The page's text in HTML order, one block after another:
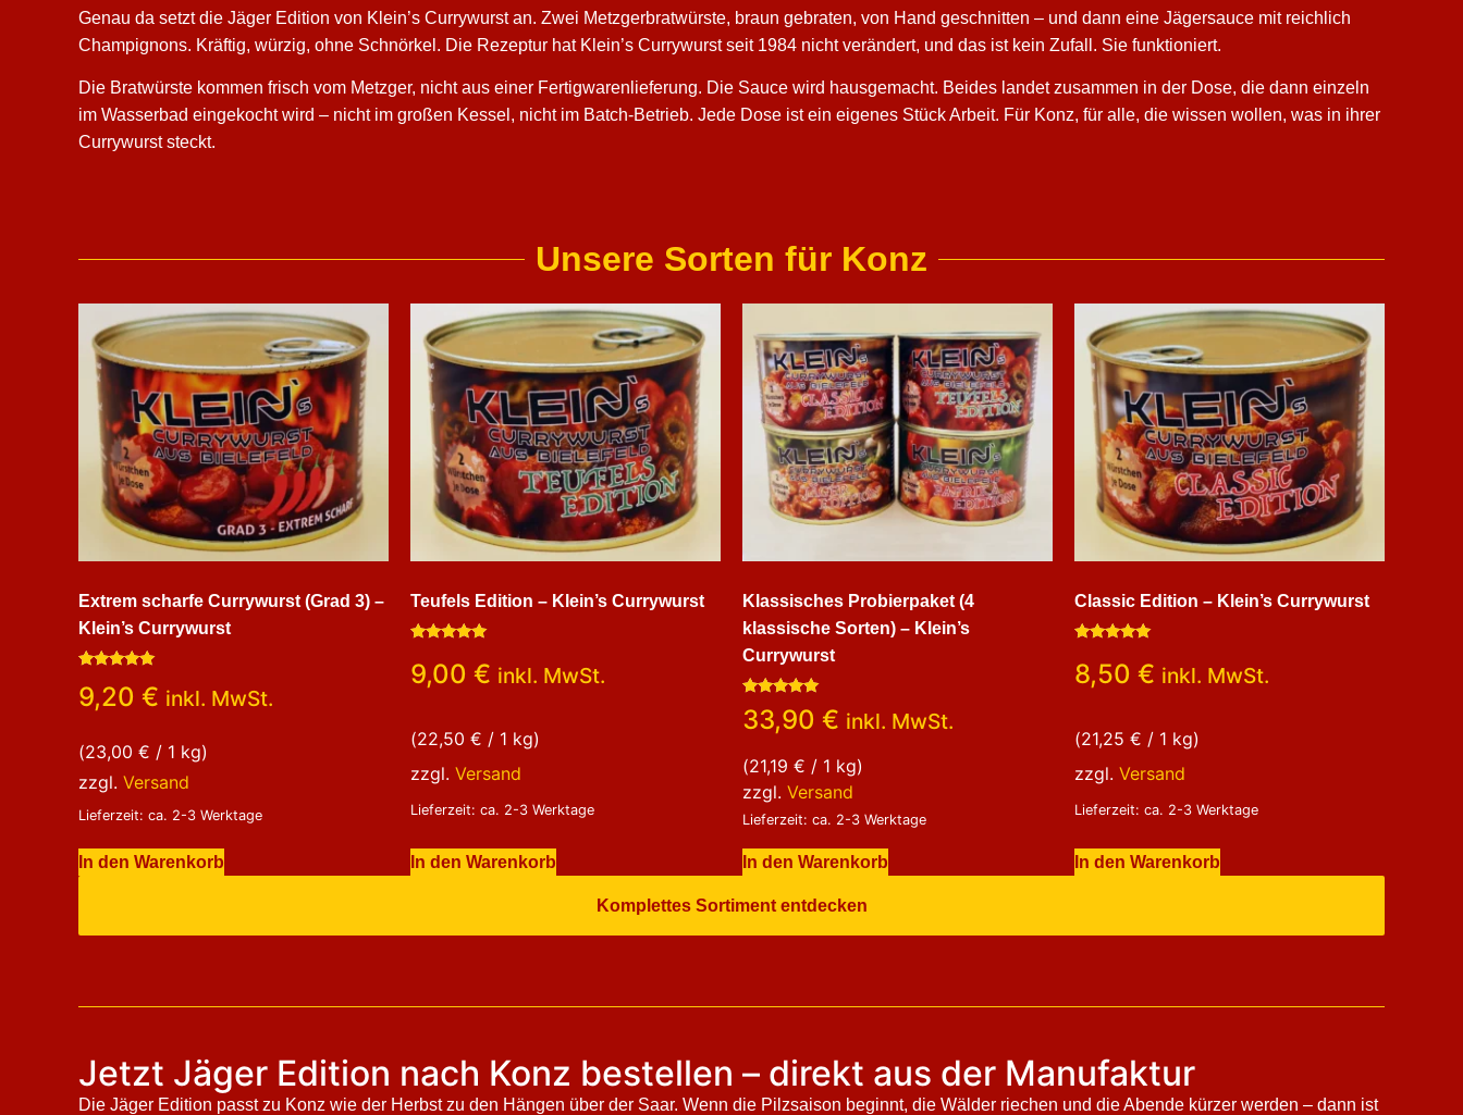
Genau da setzt die Jäger Edition von Klein’s Currywurst an. Zwei Metzgerbratwürste, braun gebraten, von Hand geschnitten – und dann eine Jägersauce mit reichlich
Champignons. Kräftig, würzig, ohne Schnörkel. Die Rezeptur hat Klein’s Currywurst seit 1984 nicht verändert, und das ist kein Zufall. Sie funktioniert.
Die Bratwürste kommen frisch vom Metzger, nicht aus einer Fertigwarenlieferung. Die Sauce wird hausgemacht. Beides landet zusammen in der Dose, die dann einzeln
im Wasserbad eingekocht wird – nicht im großen Kessel, nicht im Batch-Betrieb. Jede Dose ist ein eigenes Stück Arbeit. Für Konz, für alle, die wissen wollen, was in ihrer
Currywurst steckt.
Unsere Sorten für Konz
Extrem scharfe Currywurst (Grad 3) –
Klein’s Currywurst
mit
5.00
9,20 € inkl. MwSt.
(23,00 € / 1 kg)
zzgl. Versand
Lieferzeit: ca. 2-3 Werktage
In den Warenkorb
Teufels Edition – Klein’s Currywurst
mit
5.00
9,00 € inkl. MwSt.
(22,50 € / 1 kg)
zzgl. Versand
Lieferzeit: ca. 2-3 Werktage
In den Warenkorb
Klassisches Probierpaket (4
klassische Sorten) – Klein’s
Currywurst
Bewertet
mit
4.80
33,90 € inkl. MwSt.
(21,19 € / 1 kg)
zzgl. Versand
Lieferzeit: ca. 2-3 Werktage
In den Warenkorb
Classic Edition – Klein’s Currywurst
mit
5.00
8,50 € inkl. MwSt.
(21,25 € / 1 kg)
zzgl. Versand
Lieferzeit: ca. 2-3 Werktage
In den Warenkorb
Komplettes Sortiment entdecken
Jetzt Jäger Edition nach Konz bestellen – direkt aus der Manufaktur
Die Jäger Edition passt zu Konz wie der Herbst zu den Hängen über der Saar. Wenn die Pilzsaison beginnt, die Wälder riechen und die Abende kürzer werden – dann ist